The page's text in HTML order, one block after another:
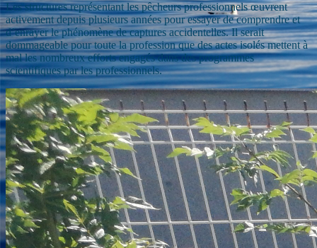
Les structures représentant les pêcheurs professionnels œuvrent
activement depuis plusieurs années pour essayer de comprendre et
d’enrayer le phénomène de captures accidentelles. Il serait
dommageable pour toute la profession que des actes isolés mettent à
mal les nombreux efforts engagés dans des programmes
scientifiques par les professionnels.